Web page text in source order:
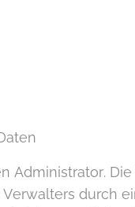
Administrator.
durch